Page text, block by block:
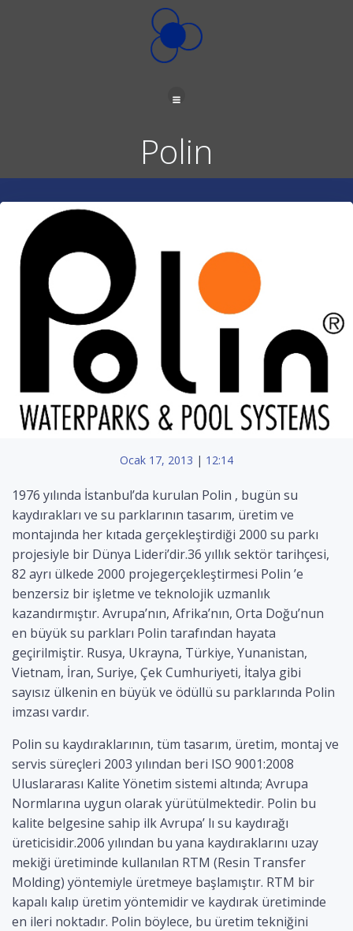
İçeriğe
geç
Polin
Ocak 17, 2013 | 12:14
1976 yılında İstanbul’da kurulan Polin , bugün su
kaydırakları ve su parklarının tasarım, üretim ve
montajında her kıtada gerçekleştirdiği 2000 su parkı
projesiyle bir Dünya Lideri’dir.36 yıllık sektör tarihçesi,
82 ayrı ülkede 2000 projegerçekleştirmesi Polin ’e
benzersiz bir işletme ve teknolojik uzmanlık
kazandırmıştır. Avrupa’nın, Afrika’nın, Orta Doğu’nun
en büyük su parkları Polin tarafından hayata
geçirilmiştir. Rusya, Ukrayna, Türkiye, Yunanistan,
Vietnam, İran, Suriye, Çek Cumhuriyeti, İtalya gibi
sayısız ülkenin en büyük ve ödüllü su parklarında Polin
imzası vardır.
Polin su kaydıraklarının, tüm tasarım, üretim, montaj ve
servis süreçleri 2003 yılından beri ISO 9001:2008
Uluslararası Kalite Yönetim sistemi altında; Avrupa
Normlarına uygun olarak yürütülmektedir. Polin bu
kalite belgesine sahip ilk Avrupa’ lı su kaydırağı
üreticisidir.2006 yılından bu yana kaydıraklarını uzay
mekiği üretiminde kullanılan RTM (Resin Transfer
Molding) yöntemiyle üretmeye başlamıştır. RTM bir
kapalı kalıp üretim yöntemidir ve kaydırak üretiminde
en ileri noktadır. Polin böylece, bu üretim tekniğini